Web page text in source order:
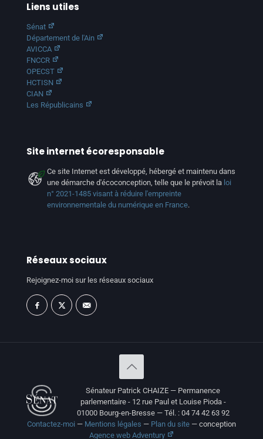
Liens utiles
Sénat
Département de l'Ain
AVICCA
FNCCR
OPECST
HCTISN
CIAN
Les Républicains
Site internet écoresponsable
Ce site Internet est développé, hébergé et maintenu dans
une démarche d'écoconception, telle que le prévoit la loi
n° 2021-1485 visant à réduire l'empreinte
environnementale du numérique en France.
Réseaux sociaux
Rejoignez-moi sur les réseaux sociaux
Sénateur Patrick CHAIZE — Permanence
parlementaire - 12 rue Paul et Louise Pioda -
01000 Bourg-en-Bresse — Tél. : 04 74 42 63 92
Contactez-moi — Mentions légales — Plan du site — conception
Agence web Adventury